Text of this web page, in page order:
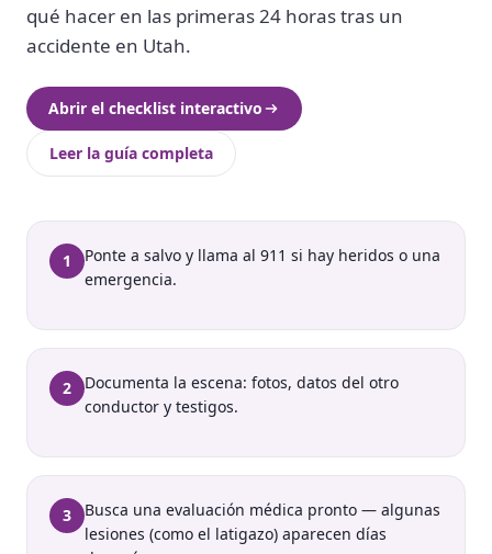
qué hacer en las primeras 24 horas tras un
accidente en Utah.
Abrir el checklist interactivo
Leer la guía completa
1
Ponte a salvo y llama al 911 si hay heridos o una
emergencia.
2
Documenta la escena: fotos, datos del otro
conductor y testigos.
3
Busca una evaluación médica pronto — algunas
lesiones (como el latigazo) aparecen días